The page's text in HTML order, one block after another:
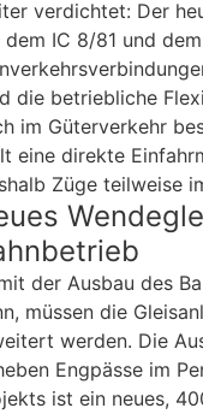
verdichtet: Der
dem IC 8/81 und
die betriebliche
im Güterverkehr
eine direkte
Züge teilweise
der Ausbau des
müssen die
werden. Die
Engpässe im
ist ein neues,